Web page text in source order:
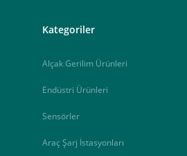
Kategoriler
Alçak Gerilim Ürünleri
Endüstri Ürünleri
Sensörler
Araç Şarj İstasyonları